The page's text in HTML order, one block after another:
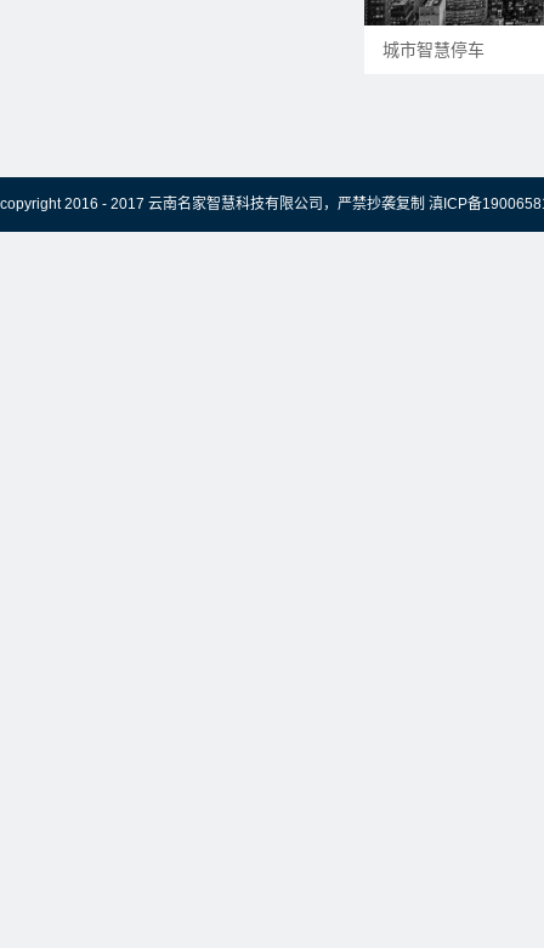
城市智慧停车
copyright 2016 - 2017 云南名家智慧科技有限公司，严禁抄袭复制 滇ICP备